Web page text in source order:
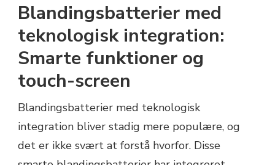
Blandingsbatterier med
teknologisk integration:
Smarte funktioner og
touch-screen
Blandingsbatterier med teknologisk
integration bliver stadig mere populære, og
det er ikke svært at forstå hvorfor. Disse